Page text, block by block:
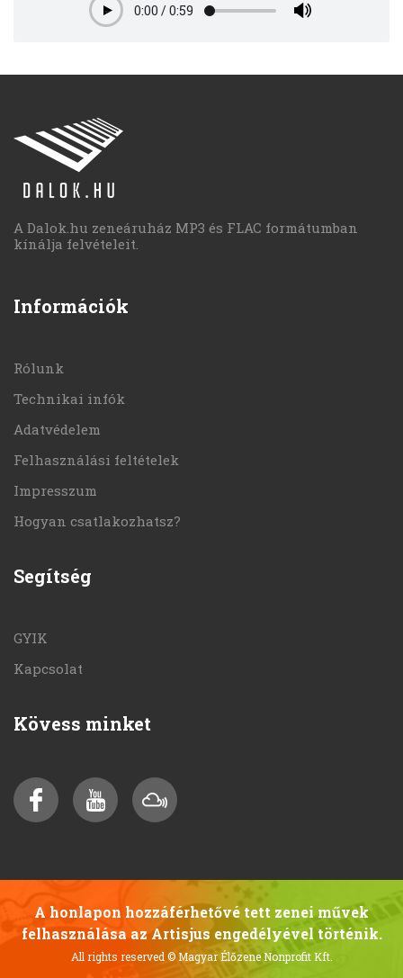
Play0:00 /0:59
A Dalok.hu zeneáruház MP3 és FLAC formátumban
kínálja felvételeit.
Információk
Rólunk
Technikai infók
Adatvédelem
Felhasználási feltételek
Impresszum
Hogyan csatlakozhatsz?
Segítség
GYIK
Kapcsolat
Kövess minket
A honlapon hozzáférhetővé tett zenei művek
felhasználása az Artisjus engedélyével történik.
All rights reserved © Magyar Élőzene Nonprofit Kft.